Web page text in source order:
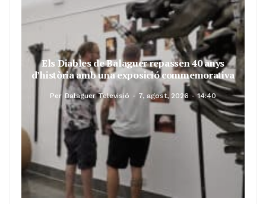
Els Diables de Balaguer repassen 40 anys
d’història amb una exposició commemorativa
Per Balaguer Televisió 7, agost, 2026 - 14:40